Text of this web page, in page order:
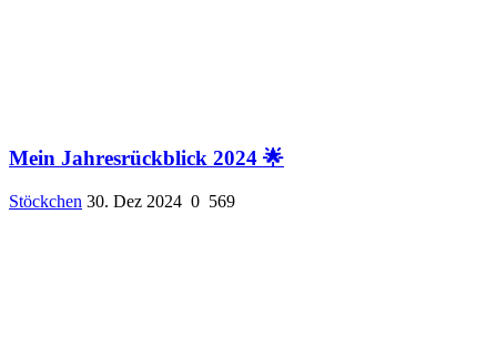
Mein Jahresrückblick 2024 🌟
Stöckchen 30. Dez 2024 0 569